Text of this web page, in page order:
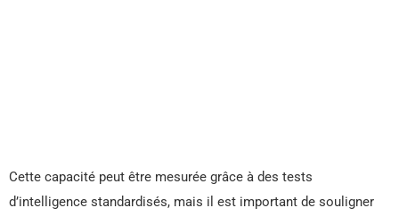
Cette capacité peut être mesurée grâce à des tests
d’intelligence standardisés, mais il est important de souligner